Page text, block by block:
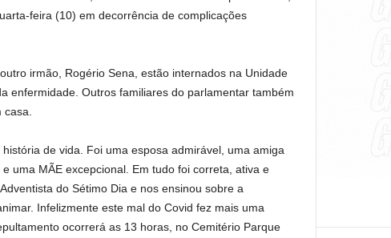
feira (10) em decorrência de complicações
irmão, Rogério Sena, estão internados na Unidade
enfermidade. Outros familiares do parlamentar também
de vida. Foi uma esposa admirável, uma amiga
uma MÃE excepcional. Em tudo foi correta, ativa e
do Sétimo Dia e nos ensinou sobre a
Infelizmente este mal do Covid fez mais uma
ocorrerá as 13 horas, no Cemitério Parque